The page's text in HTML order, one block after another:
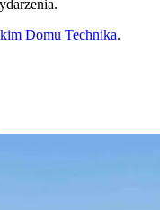
Domu Technika.